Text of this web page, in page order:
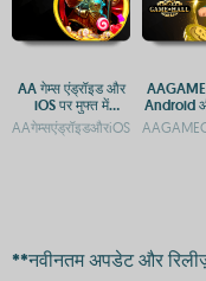
AA गेम्स एंड्रॉइड और
iOS पर मुफ्त में
डाउनलोड करें
Android
डिवाइस
**नवीनतम अपडेट और